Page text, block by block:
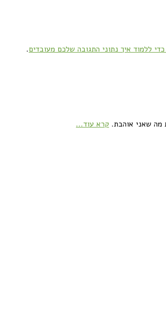
ללמוד איך נתוני התגובה שלכם מעובדים.
שאני אוהבת. קרא עוד...